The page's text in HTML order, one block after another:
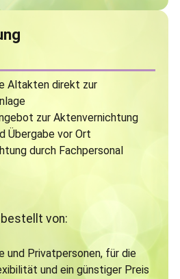
Altakten direkt zur
zur Aktenvernichtung
Übergabe vor Ort
durch Fachpersonal
von:
und Privatpersonen, für die
und ein günstiger Preis